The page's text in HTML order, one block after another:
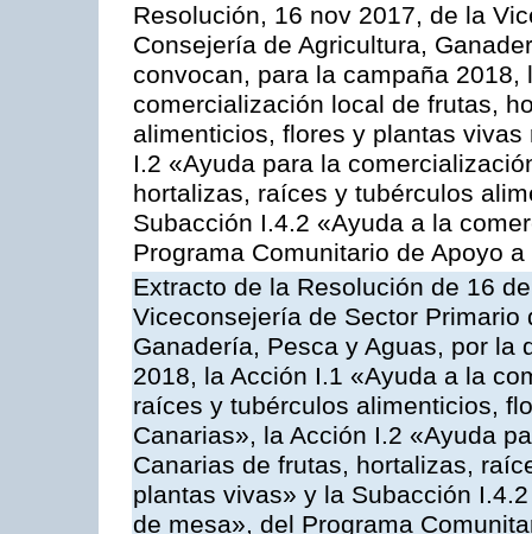
Resolución, 16 nov 2017, de la
Consejería de Agricultura,
convocan, para la campaña 2018,
comercialización local de frutas,
alimenticios, flores y plantas
I.2 «Ayuda para la
hortalizas, raíces y tubérculos
Subacción I.4.2 «Ayuda a la
Programa Comunitario de Apoyo
Extracto de la Resolución de 16
Viceconsejería de Sector
Ganadería, Pesca y Aguas, por la
2018, la Acción I.1 «Ayuda a la
raíces y tubérculos alimenticios,
Canarias», la Acción I.2 «Ayuda
Canarias de frutas, hortalizas,
plantas vivas» y la Subacción
de mesa», del Programa